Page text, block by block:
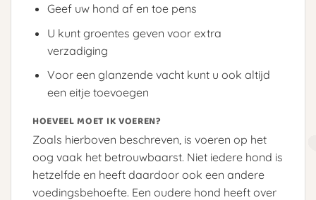
Geef uw hond af en toe pens
U kunt groentes geven voor extra
verzadiging
Voor een glanzende vacht kunt u ook altijd
een eitje toevoegen
HOEVEEL MOET IK VOEREN?
Zoals hierboven beschreven, is voeren op het
oog vaak het betrouwbaarst. Niet iedere hond is
hetzelfde en heeft daardoor ook een andere
voedingsbehoefte. Een oudere hond heeft over